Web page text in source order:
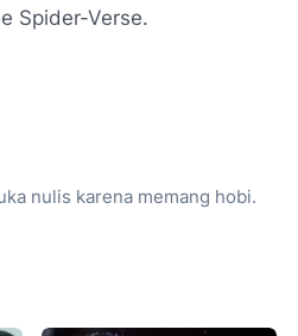
Spider-Verse.
nulis karena memang hobi.